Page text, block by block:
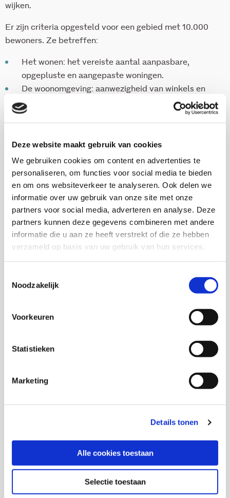
Deze website maakt gebruik van cookies
We gebruiken cookies om content en advertenties te
personaliseren, om functies voor social media te bieden
en om ons websiteverkeer te analyseren. Ook delen we
informatie over uw gebruik van onze site met onze
partners voor social media, adverteren en analyse. Deze
partners kunnen deze gegevens combineren met andere
informatie die u aan ze heeft verstrekt of die ze hebben
verzameld op basis van uw gebruik van hun services.
Noodzakelijk
Voorkeuren
Statistieken
Marketing
Details tonen
Alle cookies toestaan
Selectie toestaan
wijken.
Er zijn criteria opgesteld voor een gebied met 10.000
bewoners. Ze betreffen:
Het wonen: het vereiste aantal aanpasbare,
opgepluste en aangepaste woningen.
De woonomgeving: aanwezigheid van winkels en
andere faciliteiten, toegankelijke buitenruimte en
bereikbaarheid van openbaar vervoer.
voorzieningen in de de centrale zone van de wijk
informatie en advies, activiteitencentra) en
verschillende typen woonzorgarrangementen
(cluster wonen, beschut wonen, woonzorgcomplex
en zelfstandig wonen met thuiszorg).
In een ‘vergrijsde’ wijk zijn meer voorzieningen nodig
dan deze algemene normen voorschrijven, in een
‘jonge’ wijk kan men met minder volstaan. Het rapport
geeft een sleutel waarmee deze correctiefactor is te
Thema's